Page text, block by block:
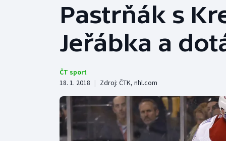
Hokej
Tenis
Cyklistika
Baseball a softbal
Basketbal
Boby a skeleton
Box
Pastrňák s
Jeřábka a
ČT sport
18. 1. 2018 | Zdroj: ČTK, nhl.com